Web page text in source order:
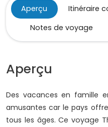
Aperçu Itinéraire
Notes de voyage
Aperçu
Des vacances en famille
amusantes car le pays
tous les âges.Ce voyage